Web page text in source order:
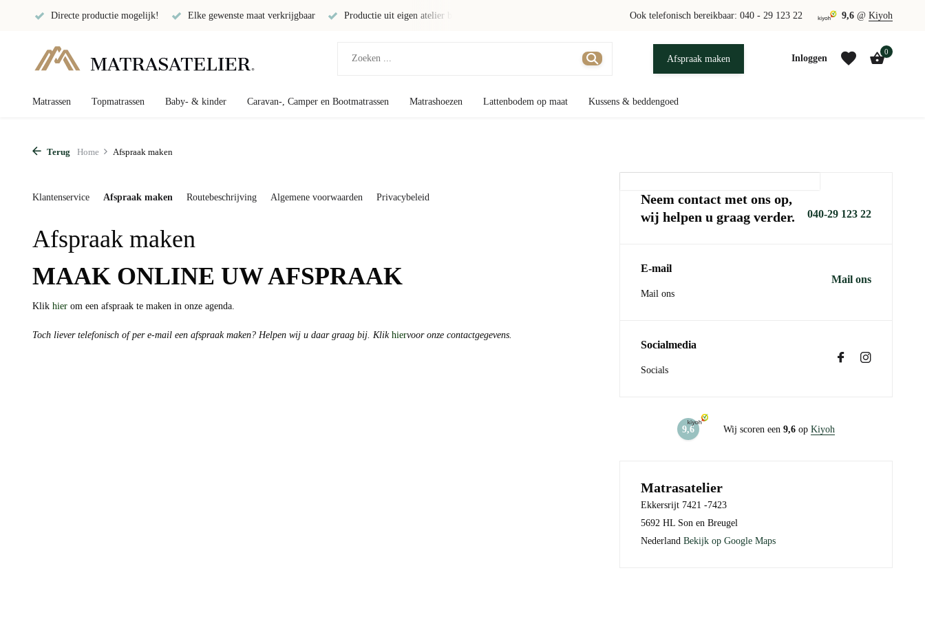
Elke gewenste maat verkrijgbaar Productie uit eigen atelier bij Eindhoven Directe productie mogelijk! Elke gewenste maat verkrijgbaar Productie uit eigen atelier bij Eindhoven
Ook telefonisch bereikbaar: 040 - 29 123 22 9,6 @ Kiyoh
Afspraak maken Inloggen
0
Matrassen Topmatrassen Baby- & kinder Caravan-, Camper en Bootmatrassen Matrashoezen Lattenbodem op maat Kussens & beddengoed
Terug Home Afspraak maken
Klantenservice Afspraak maken Routebeschrijving Algemene voorwaarden Privacybeleid
Afspraak maken
MAAK ONLINE UW AFSPRAAK
Klik hier om een afspraak te maken in onze agenda.
Toch liever telefonisch of per e-mail een afspraak maken? Helpen wij u daar graag bij. Klik hiervoor onze contactgegevens.
Neem contact met ons op,
wij helpen u graag verder.
040-29 123 22
E-mail
Mail ons
Mail ons
Socialmedia
Socials
9,6 Wij scoren een9,6 opKiyoh
Matrasatelier
Ekkersrijt 7421 -7423
5692 HL Son en Breugel
NederlandBekijk op Google Maps